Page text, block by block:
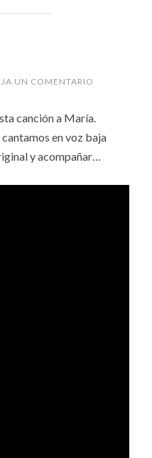
UN COMENTARIO
canción a María.
en voz baja
y acompañar…